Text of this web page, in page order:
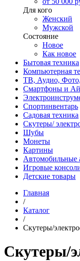
Для кого
Женский
Мужской
Состояние
Новое
Как новое
Бытовая техника
Компьютерная
ТВ, Аудио,
Смартфоны и
Спортинвентарь
Садовая техника
Скутеры/
Шубы
Монеты
Картины
Автомобильные
Игровые
Детские товары
Главная
/
Каталог
/
Скутеры/
Скутеры/